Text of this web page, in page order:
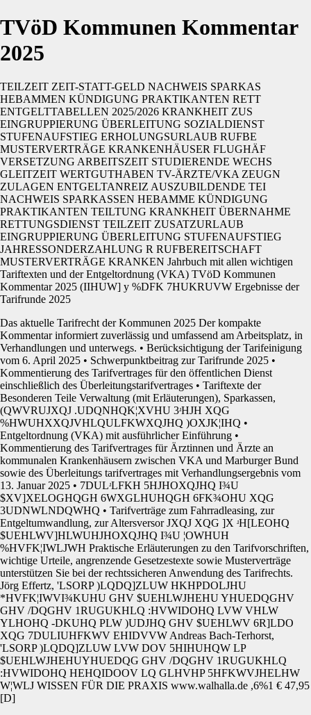
TVöD Kommunen Kommentar
2025
TEILZEIT ZEIT-STATT-GELD NACHWEIS SPARKAS
HEBAMMEN KÜNDIGUNG PRAKTIKANTEN RETT
ENTGELTTABELLEN 2025/2026 KRANKHEIT ZUS
EINGRUPPIERUNG ÜBERLEITUNG SOZIALDIENST
STUFENAUFSTIEG ERHOLUNGSURLAUB RUFBE
MUSTERVERTRÄGE KRANKENHÄUSER FLUGHÄF
VERSETZUNG ARBEITSZEIT STUDIERENDE WECHS
GLEITZEIT WERTGUTHABEN TV-ÄRZTE/VKA ZEUGN
ZULAGEN ENTGELTANREIZ AUSZUBILDENDE TEI
NACHWEIS SPARKASSEN HEBAMME KÜNDIGUNG
PRAKTIKANTEN TEILTUNG KRANKHEIT ÜBERNAHME
RETTUNGSDIENST TEILZEIT ZUSATZURLAUB
EINGRUPPIERUNG ÜBERLEITUNG STUFENAUFSTIEG
JAHRESSONDERZAHLUNG R RUFBEREITSCHAFT
MUSTERVERTRÄGE KRANKEN Jahrbuch mit allen wichtigen
Tariftexten und der Entgeltordnung (VKA) TVöD Kommunen
Kommentar 2025 (IIHUW] y %DFK 7HUKRUVW Ergebnisse der
Tarifrunde 2025
Das aktuelle Tarifrecht der Kommunen 2025 Der kompakte
Kommentar informiert zuverlässig und umfassend am Arbeitsplatz, in
Verhandlungen und unterwegs. • Berücksichtigung der Tarifeinigung
vom 6. April 2025 • Schwerpunktbeitrag zur Tarifrunde 2025 •
Kommentierung des Tarifvertrages für den öffentlichen Dienst
einschließlich des Überleitungstarifvertrages • Tariftexte der
Besonderen Teile Verwaltung (mit Erläuterungen), Sparkassen,
(QWVRUJXQJ .UDQNHQK¦XVHU 3ʴHJH XQG
%HWUHXXQJVHLQULFKWXQJHQ )OXJK¦IHQ •
Entgeltordnung (VKA) mit ausführlicher Einführung •
Kommentierung des Tarifvertrages für Ärztinnen und Ärzte an
kommunalen Krankenhäusern zwischen VKA und Marburger Bund
sowie des Überleitungs tarifvertrages mit Verhandlungsergebnis vom
13. Januar 2025 • 7DULʴLFKH 5HJHOXQJHQ I¾U
$XV]XELOGHQGH 6WXGLHUHQGH 6FK¾OHU XQG
3UDNWLNDQWHQ • Tarifverträge zum Fahrradleasing, zur
Entgeltumwandlung, zur Altersversor JXQJ XQG ]X ʴH[LEOHQ
$UEHLWV]HLWUHJHOXQJHQ I¾U ¦OWHUH
%HVFK¦IWLJWH Praktische Erläuterungen zu den Tarifvorschriften,
wichtige Urteile, angrenzende Gesetzestexte sowie Musterverträge
unterstützen Sie bei der rechtssicheren Anwendung des Tarifrechts.
Jörg Effertz, 'LSORP )LQDQ]ZLUW HKHPDOLJHU
*HVFK¦IWVI¾KUHU GHV $UEHLWJHEHU YHUEDQGHV
GHV /DQGHV 1RUGUKHLQ :HVWIDOHQ LVW VHLW
YLHOHQ -DKUHQ PLW )UDJHQ GHV $UEHLWV 6R]LDO
XQG 7DULIUHFKWV EHIDVVW Andreas Bach-Terhorst,
'LSORP )LQDQ]ZLUW LVW DOV 5HIHUHQW LP
$UEHLWJHEHUYHUEDQG GHV /DQGHV 1RUGUKHLQ
:HVWIDOHQ HEHQIDOOV LQ GLHVHP 5HFKWVJHELHW
W¦WLJ WISSEN FÜR DIE PRAXIS www.walhalla.de ,6%1 € 47,95
[D]